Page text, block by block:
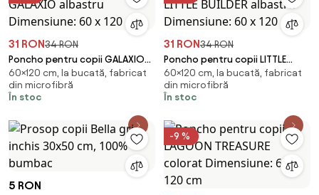
31 RON34 RON
Poncho pentru copii GALAXIO
albastru Dimensiune: 60 x 120
cm
60×120 cm, la bucată, fabricat
din microfibră
În stoc
31 RON34 RON
Poncho pentru copii LITTLE
BUILDER albastru Dimensiune:
60 x 120 cm
60×120 cm, la bucată, fabricat
din microfibră
În stoc
5 RON
-9 %